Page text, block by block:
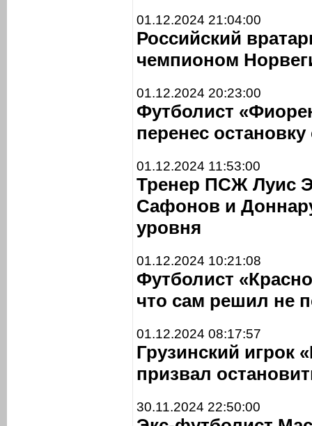
01.12.2024 21:04:00
Российский
чемпионом
01.12.2024 20:23:00
Футболист
перенес
01.12.2024 11:53:00
Тренер ПСЖ Луис
Сафонов и
уровня
01.12.2024 10:21:08
Футболист
что сам решил не
01.12.2024 08:17:57
Грузинский игрок
призвал
30.11.2024 22:50:00